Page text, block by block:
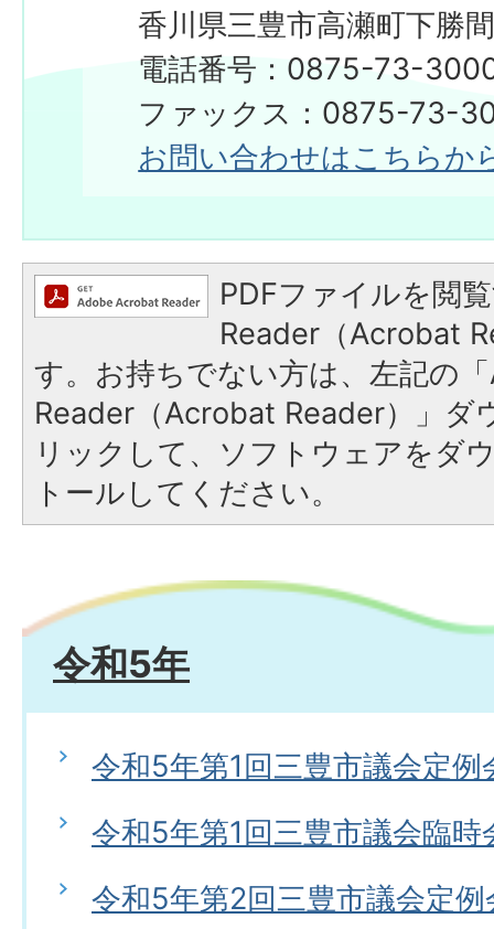
香川県三豊市高瀬町下勝
電話番号：0875-73-
ファックス：0875-73-
お問い合わせはこちらか
PDFファイルを閲
Reader（Acrobat
す。お持ちでない方は、左記の
Reader（Acrobat Reader）」ダ
リックして、ソフトウェアをダ
トールしてください。
令和5年
令和5年第1回三豊市議会定例
令和5年第1回三豊市議会臨時
令和5年第2回三豊市議会定